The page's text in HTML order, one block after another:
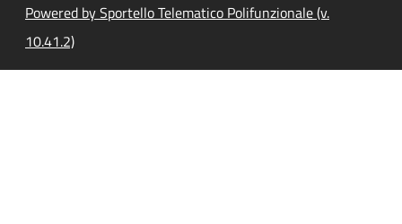
Powered by Sportello Telematico Polifunzionale (v.
10.41.2)